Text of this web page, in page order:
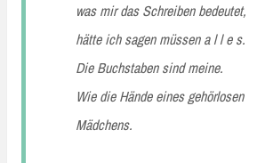
was mir das Schreiben bedeutet,
hätte ich sagen müssen a l l e s.
Die Buchstaben sind meine.
Wie die Hände eines gehörlosen
Mädchens.